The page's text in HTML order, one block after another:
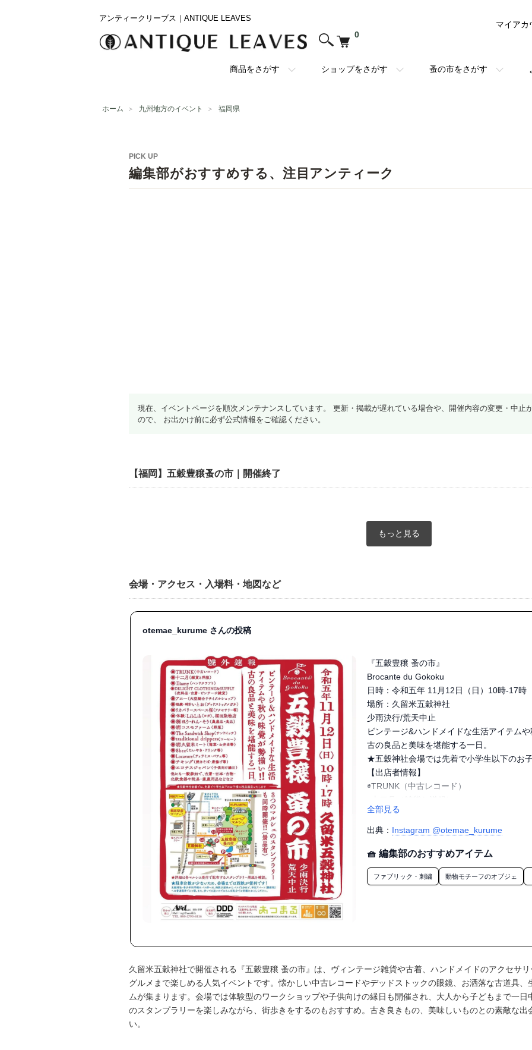
アンティークリーブス｜ANTIQUE LEAVES
0
商品をさがす ショップをさがす 蚤の市をさがす
マイアカ
ホーム ＞ 九州地方のイベント ＞ 福岡県
PICK UP
編集部がおすすめする、注目アンティーク
現在、イベントページを順次メンテナンスしています。 更新・掲載が遅れている場合や、開催内容の変更・中止
ので、 お出かけ前に必ず公式情報をご確認ください。
【福岡】五穀豊穣蚤の市｜開催終了
もっと見る
会場・アクセス・入場料・地図など
otemae_kurume さんの投稿
『五穀豊穣 蚤の市』
Brocante du Gokoku
日時：令和五年 11月12日（日）10時-17時
場所：久留米五穀神社
少雨決行/荒天中止
ビンテージ&ハンドメイドな生活アイテム
古の良品と美味を堪能する一日。
★五穀神社会場では先着で小学生以下のお
【出店者情報】
◉TRUNK（中古レコード）
◉Iliamy（ハンドクラフト）
◉DELIGHT CLOTHING&SUPPLY
◉アニー（大型総合リサイクルショップ）
◉眼鏡・時計いとお（デッドストックメガネ
◉リカバリースペース桜（アクセサリー等）
◉traditional drippers（コーヒー）
◉?給v留米ミート（惣菜・お弁当等）
◉８bee（たいやき・ドリンク等）
◉Locavore（ティラミス・パフェ等）
◉チキング（焼きそば・唐揚げ等）
全部見る
出典： Instagram @otemae_kurume
🧺 編集部のおすすめアイテム
ファブリック・刺繍 動物モチーフのオブジェ
久留米五穀神社で開催される『五穀豊穣 蚤の市』は、ヴィンテージ雑貨や古着、ハンドメイドのアクセサ
グルメまで楽しめる人気イベントです。懐かしい中古レコードやデッドストックの眼鏡、お洒落な古道具
ムが集まります。会場では体験型のワークショップや子供向けの縁日も開催され、大人から子どもまで一日
のスタンプラリーを楽しみながら、街歩きをするのもおすすめ。古き良きもの、美味しいものとの素敵な出
い。